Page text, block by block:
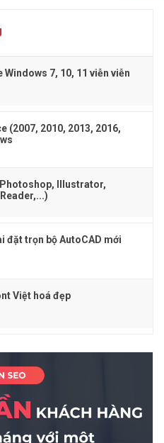
7, 10, 11 viễn viễn
(2007, 2010, 2013, 2016,
Illustrator,
đặt trọn bộ AutoCAD mới
Việt hoá đẹp